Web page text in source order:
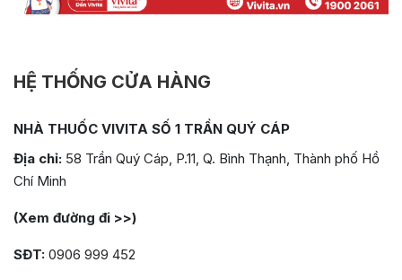
HỆ THỐNG CỬA HÀNG
NHÀ THUỐC VIVITA SỐ 1 TRẦN QUÝ CÁP
Địa chỉ: 58 Trần Quý Cáp, P.11, Q. Bình Thạnh, Thành phố Hồ
Chí Minh
(Xem đường đi >>)
SĐT: 0906 999 452